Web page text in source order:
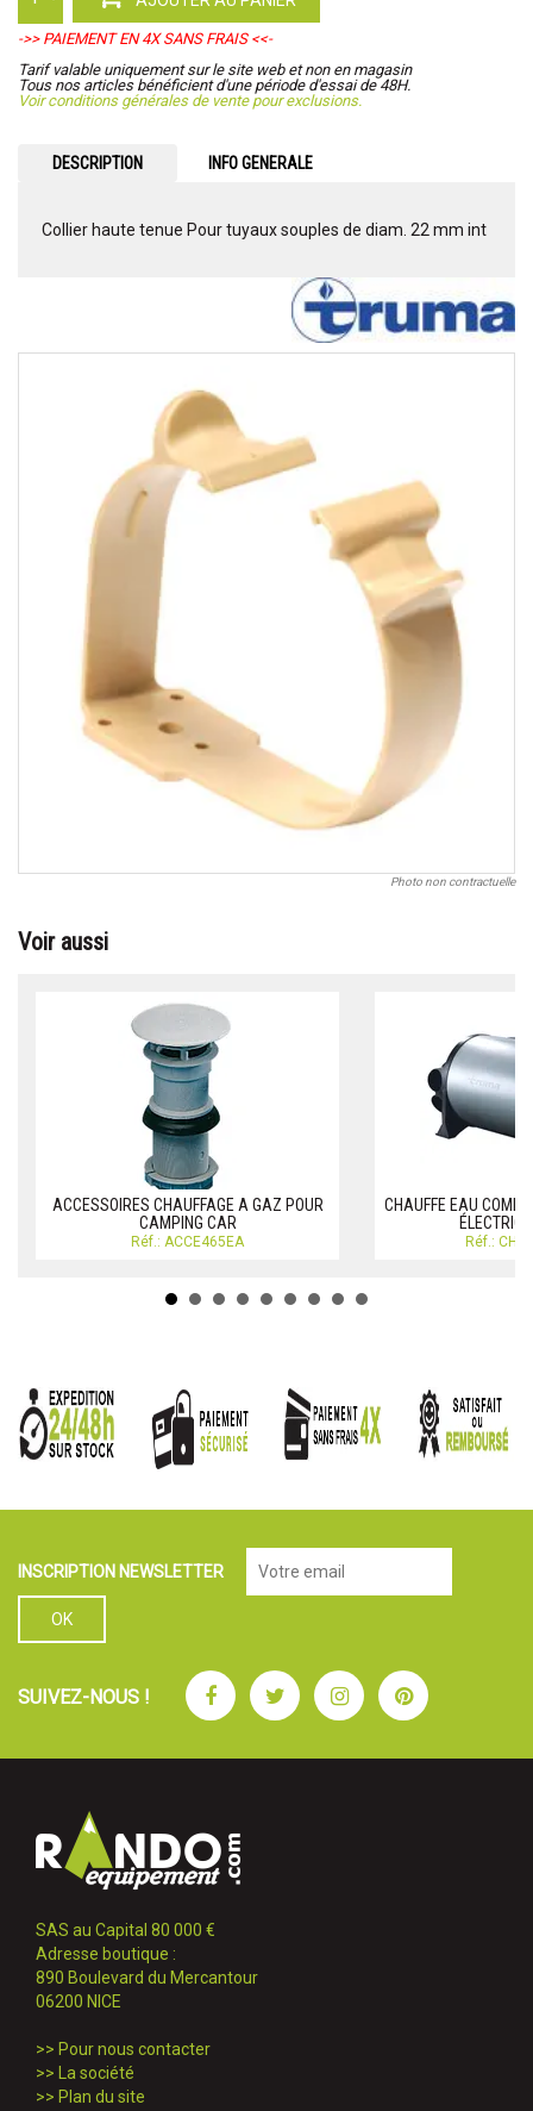
->> PAIEMENT EN 4X SANS FRAIS <<-
Tarif valable uniquement sur le site web et non en magasin
Tous nos articles bénéficient d'une période d'essai de 48H.
Voir conditions générales de vente pour exclusions.
DESCRIPTION INFO GENERALE
Collier haute tenue Pour tuyaux souples de diam. 22 mm int
Photo non contractuelle
Voir aussi
ACCESSOIRES CHAUFFAGE A GAZ POUR
CAMPING CAR
Réf.: ACCE465EA
CHAUFFE EAU COMBI
Réf.:
INSCRIPTION NEWSLETTER
SUIVEZ-NOUS ! FacebookTwitterInstagramPinterest
SAS au Capital 80 000 €
Adresse boutique :
890 Boulevard du Mercantour
06200 NICE
>> Pour nous contacter
>>
La société
>> Plan du site